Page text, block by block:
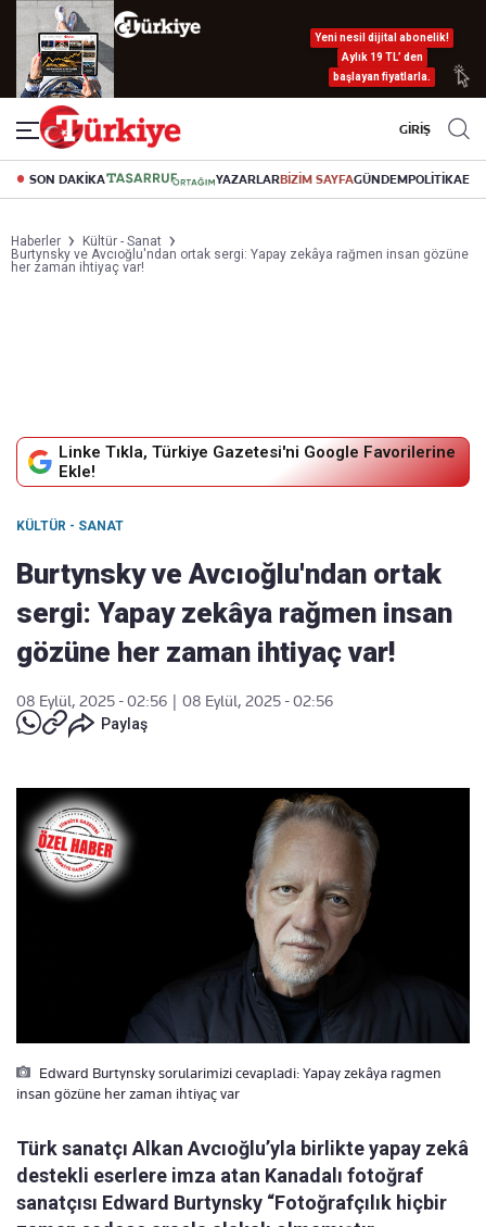
Yeni nesil dijital abonelik!
Aylık 19 TL’ den
başlayan fiyatlarla.
GİRİŞ
SON DAKİKA YAZARLARBİZİM SAYFAGÜNDEMPOLİTİKA
Haberler
Kültür - Sanat
Burtynsky ve Avcıoğlu'ndan ortak sergi: Yapay zekâya rağmen insan gözüne
her zaman ihtiyaç var!
Linke Tıkla, Türkiye Gazetesi'ni Google Favorilerine
Ekle!
KÜLTÜR - SANAT
Burtynsky ve Avcıoğlu'ndan ortak
sergi: Yapay zekâya rağmen insan
gözüne her zaman ihtiyaç var!
08 Eylül, 2025 - 02:56
08 Eylül, 2025 - 02:56
Paylaş
Edward Burtynsky sorularimizi cevapladi: Yapay zekâya ragmen
insan gözüne her zaman ihtiyaç var
Türk sanatçı Alkan Avcıoğlu’yla birlikte yapay zekâ
destekli eserlere imza atan Kanadalı fotoğraf
sanatçısı Edward Burtynsky “Fotoğrafçılık hiçbir